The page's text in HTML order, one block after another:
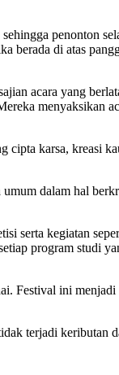
penonton
berada di atas
acara yang
menyaksikan
cipta karsa, kreasi
dalam hal
serta kegiatan
program studi
Festival ini
terjadi keributan